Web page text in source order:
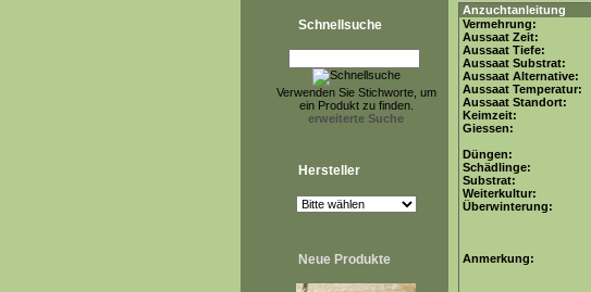
Schnellsuche
Verwenden Sie Stichworte, um
ein Produkt zu finden.
erweiterte Suche
Hersteller
Neue Produkte
Anzuchtanleitung
Vermehrung:
Aussaat Zeit:
Aussaat Tiefe:
Aussaat Substrat:
Aussaat Alternative:
Aussaat Temperatur:
Aussaat Standort:
Keimzeit:
Giessen:
Düngen:
Schädlinge:
Substrat:
Weiterkultur:
Überwinterung:
Anmerkung: